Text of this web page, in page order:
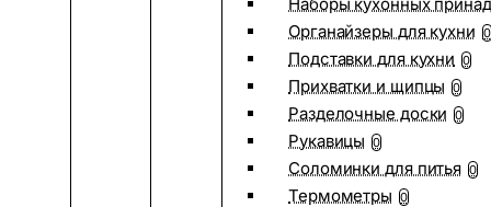
Органайзеры для кухни 0
Подставки для кухни 0
Прихватки и щипцы 0
Разделочные доски 0
Рукавицы 0
Соломинки для питья 0
Термометры 0